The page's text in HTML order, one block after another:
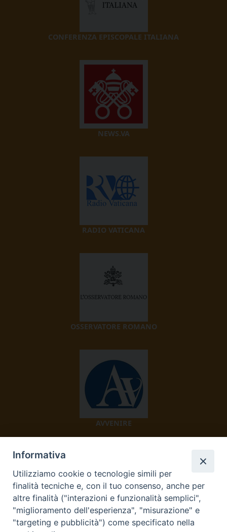
CONFERENZA EPISCOPALE ITALIANA
NEWS.VA
RADIO VATICANA
OSSERVATORE ROMANO
AVVENIRE
TV 2000
Informativa
Utilizziamo cookie o tecnologie simili per
finalità tecniche e, con il tuo consenso, anche per
altre finalità ("interazioni e funzionalità semplici",
"miglioramento dell'esperienza", "misurazione" e
"targeting e pubblicità") come specificato nella